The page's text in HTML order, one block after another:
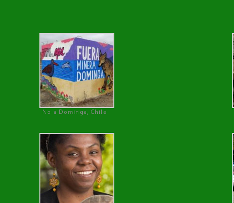
No a Dominga, Chile